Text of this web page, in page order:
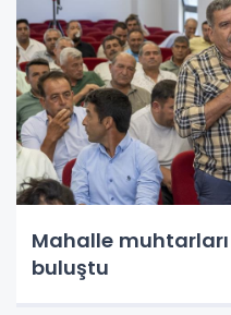
Mahalle
buluştu